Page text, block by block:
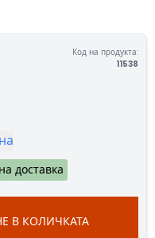
Код на продукта:
11538
доставка
В КОЛИЧКАТА